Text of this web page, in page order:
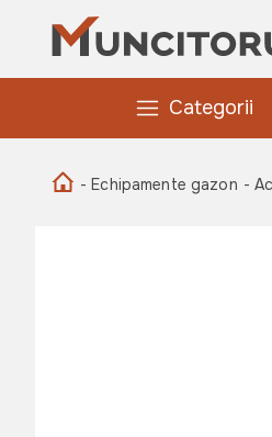
Categorii
- Echipamente gazon -